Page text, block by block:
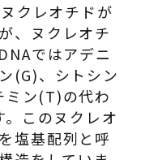
クレオチドが
、ヌクレオチ
ではアデニ
(G)、シトシン
ミン(T)の代わ
このヌクレオ
塩基配列と呼